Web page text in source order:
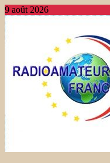
9 août 2026